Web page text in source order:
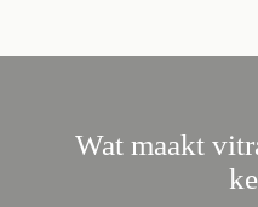
Wat maakt